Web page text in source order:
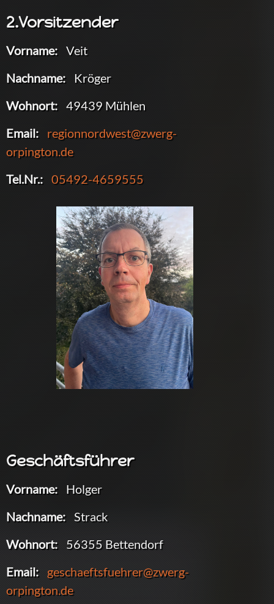
2.Vorsitzender
Vorname: Veit
Nachname:
Kröger
Wohnort: 49439 Mühlen
Email: regionnordwest@zwerg-
orpington.de
Tel.Nr.: 05492-4659555
Geschäftsführer
Vorname: Holger
Nachname: Strack
Wohnort: 56355 Bettendorf
Email: geschaeftsfuehrer@zwerg-
orpington.de